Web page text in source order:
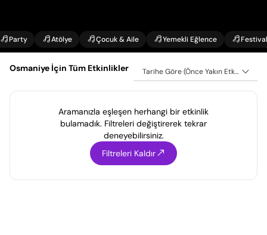
Party Atölye Çocuk & Aile Yemekli Eğlence Festival
Osmaniye İçin Tüm Etkinlikler Tarihe Göre (Önce Yakın Etkinlikler)
Aramanızla eşleşen herhangi bir etkinlik
bulamadık. Filtreleri değiştirerek tekrar
deneyebilirsiniz.
Filtreleri Kaldır